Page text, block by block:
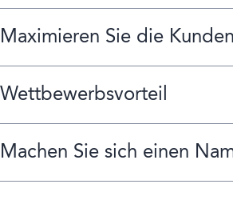
Maximieren Sie die
Wettbewerbsvorteil
Machen Sie sich einen